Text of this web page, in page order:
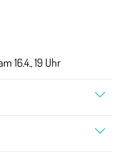
16.4., 19 Uhr